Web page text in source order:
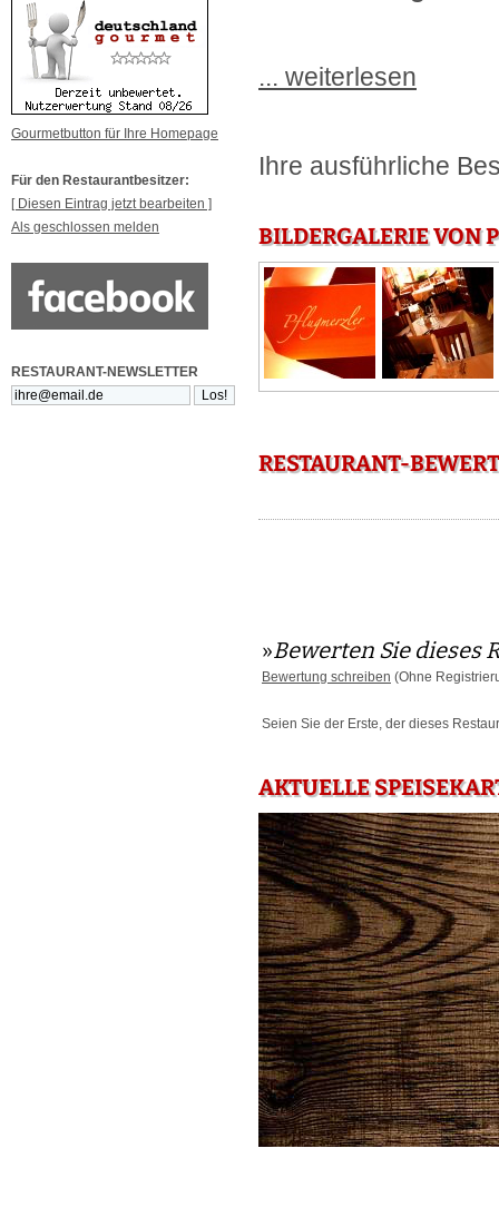
Gourmetbutton für Ihre Homepage
Für den Restaurantbesitzer:
[ Diesen Eintrag jetzt bearbeiten ]
Als geschlossen melden
RESTAURANT-NEWSLETTER
... weiterlesen
Ihre ausführliche
BILDERGALERIE VON
RESTAURANT-
»Bewerten Sie dieses
Bewertung schreiben (Ohne
Seien Sie der Erste, der dieses
AKTUELLE